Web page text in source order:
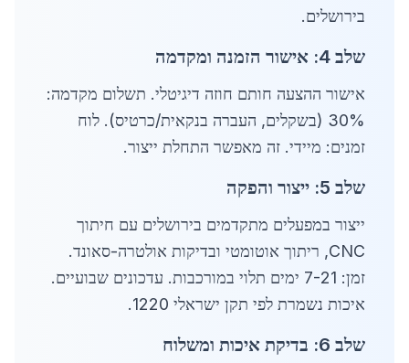
בירושלים.
שלב 4: אישור הזמנה ומקדמה
אישור ההצעה חותם חוזה דיגיטלי. תשלום מקדמה:
30% (בשקלים, העברה בנקאית/כרטיס). לוח
זמנים: מיידי. זה מאפשר התחלת ייצור.
שלב 5: ייצור והפקה
ייצור במפעלים מתקדמים בירושלים עם חיתוך
CNC, ריתוך אוטומטי ובדיקות אולטרה-סאונד.
זמן: 7-21 ימים תלוי במורכבות. עדכונים שבועיים.
איכות נשמרת לפי תקן ישראלי 1220.
שלב 6: בדיקת איכות ומשלוח